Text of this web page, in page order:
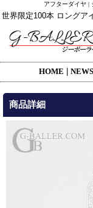
アフターダイヤ |
世界限定100本 ロングア
HOME NEWS
商品詳細